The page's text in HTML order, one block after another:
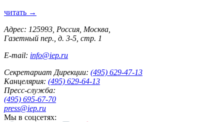
читать →
Адрес: 125993, Россия, Москва,
Газетный пер., д. 3-5, стр. 1
E-mail: info@iep.ru
Секретариат Дирекции: (495) 629-47-13
Канцелярия: (495) 629-64-13
Пресс-служба:
(495) 695-67-70
press@iep.ru
Мы в соцсетях: